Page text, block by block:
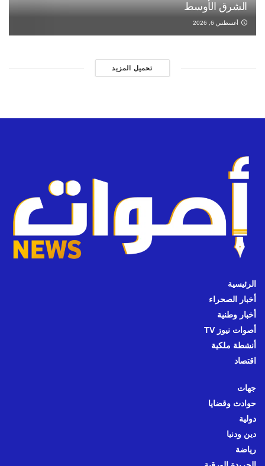
الشرق الأوسط
أغسطس 6, 2026
تحميل المزيد
الرئيسية
أخبار الصحراء
أخبار وطنية
أصوات نيوز TV
أنشطة ملكية
اقتصاد
جهات
حوادث وقضايا
دولية
دين ودنيا
رياضة